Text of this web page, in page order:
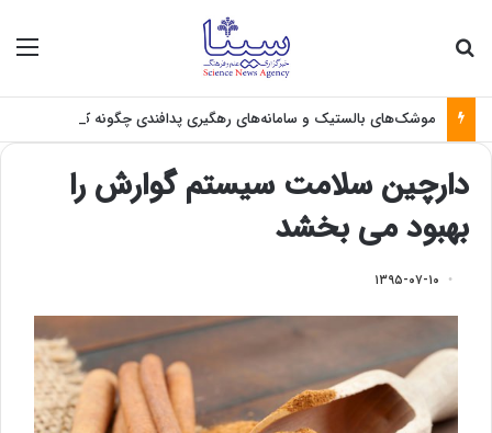
دارچین سلامت سیستم گوارش را
بهبود می بخشد
۱۳۹۵-۰۷-۱۰